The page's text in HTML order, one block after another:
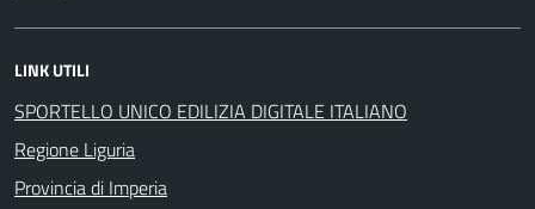
LINK UTILI
SPORTELLO UNICO EDILIZIA DIGITALE ITALIANO
Regione Liguria
Provincia di Imperia